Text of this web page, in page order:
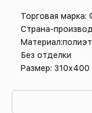
Торговая
Страна-
Без отделки
Размер: